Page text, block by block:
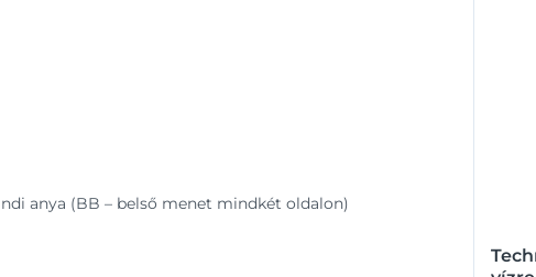
anya (BB – belső menet mindkét oldalon)